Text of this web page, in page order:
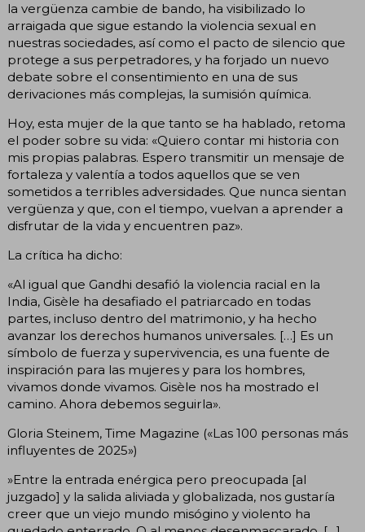
la vergüenza cambie de bando, ha visibilizado lo
arraigada que sigue estando la violencia sexual en
nuestras sociedades, así como el pacto de silencio que
protege a sus perpetradores, y ha forjado un nuevo
debate sobre el consentimiento en una de sus
derivaciones más complejas, la sumisión química.
Hoy, esta mujer de la que tanto se ha hablado, retoma
el poder sobre su vida: «Quiero contar mi historia con
mis propias palabras. Espero transmitir un mensaje de
fortaleza y valentía a todos aquellos que se ven
sometidos a terribles adversidades. Que nunca sientan
vergüenza y que, con el tiempo, vuelvan a aprender a
disfrutar de la vida y encuentren paz».
La crítica ha dicho:
«Al igual que Gandhi desafió la violencia racial en la
India, Gisèle ha desafiado el patriarcado en todas
partes, incluso dentro del matrimonio, y ha hecho
avanzar los derechos humanos universales. […] Es un
símbolo de fuerza y supervivencia, es una fuente de
inspiración para las mujeres y para los hombres,
vivamos donde vivamos. Gisèle nos ha mostrado el
camino. Ahora debemos seguirla».
Gloria Steinem, Time Magazine («Las 100 personas más
influyentes de 2025»)
»Entre la entrada enérgica pero preocupada [al
juzgado] y la salida aliviada y globalizada, nos gustaría
creer que un viejo mundo misógino y violento ha